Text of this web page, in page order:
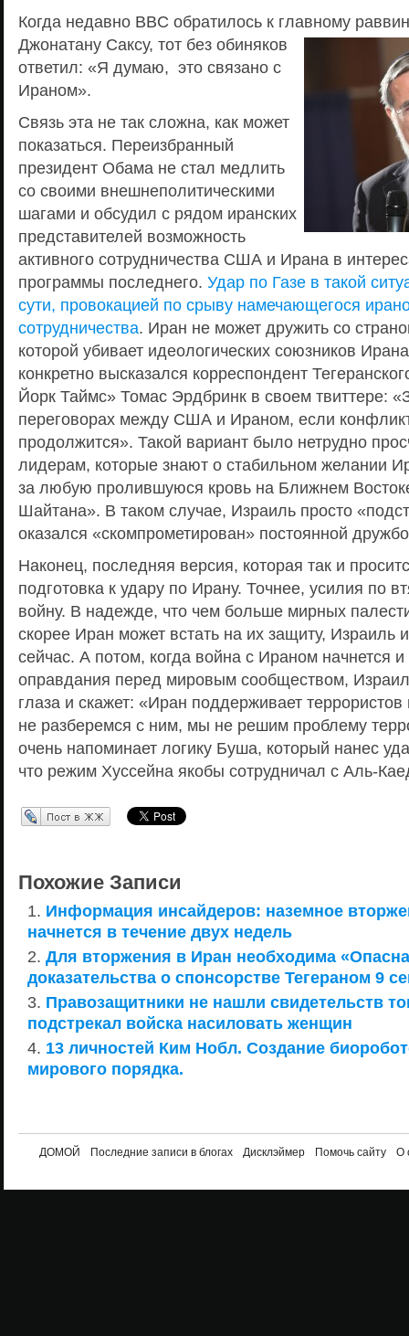
Когда недавно BBC обратилось к главному
Джонатану Саксу, тот без обиняков
ответил: «Я думаю, это связано с
Ираном».
Связь эта не так сложна, как может
показаться. Переизбранный
президент Обама не стал медлить
со своими внешнеполитическими
шагами и обсудил с рядом иранских
представителей возможность
активного сотрудничества США и Ирана в
программы последнего. Удар по Газе в такой
сути, провокацией по срыву намечающегося
сотрудничества. Иран не может дружить со
которой убивает идеологических союзников
конкретно высказался корреспондент
Йорк Таймс» Томас Эрдбринк в своем твиттере:
переговорах между США и Ираном, если
продолжится». Такой вариант было нетрудно
лидерам, которые знают о стабильном желании
за любую пролившуюся кровь на Ближнем
Шайтана». В таком случае, Израиль просто
оказался «скомпрометирован» постоянной
Наконец, последняя версия, которая так и
подготовка к удару по Ирану. Точнее, усилия по
войну. В надежде, что чем больше мирных
скорее Иран может встать на их защиту, Израиль и
сейчас. А потом, когда война с Ираном начнется
оправдания перед мировым сообществом,
глаза и скажет: «Иран поддерживает
не разберемся с ним, мы не решим проблему
очень напоминает логику Буша, который нанес
что режим Хуссейна якобы сотрудничал с Аль-
Перепост в ЖЖ
Похожие Записи
Информация инсайдеров: наземное
начнется в течение двух недель
Для вторжения в Иран необходима
доказательства о спонсорстве Тегераном 9
Правозащитники не нашли свидетельств
подстрекал войска насиловать женщин
13 личностей Ким Нобл. Создание
мирового порядка.
ДОМОЙ Последние записи в блогах Дисклэймер Помочь сайту О